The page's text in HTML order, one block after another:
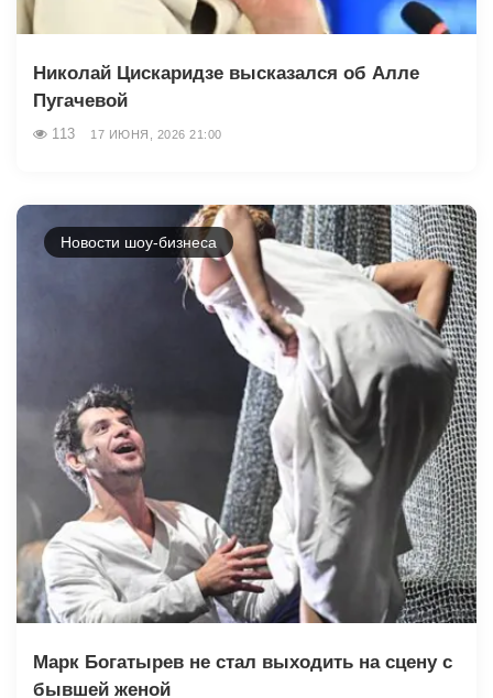
Николай Цискаридзе высказался об Алле
Пугачевой
113 17 ИЮНЯ, 2026 21:00
Новости шоу-бизнеса
Марк Богатырев не стал выходить на сцену с
бывшей женой